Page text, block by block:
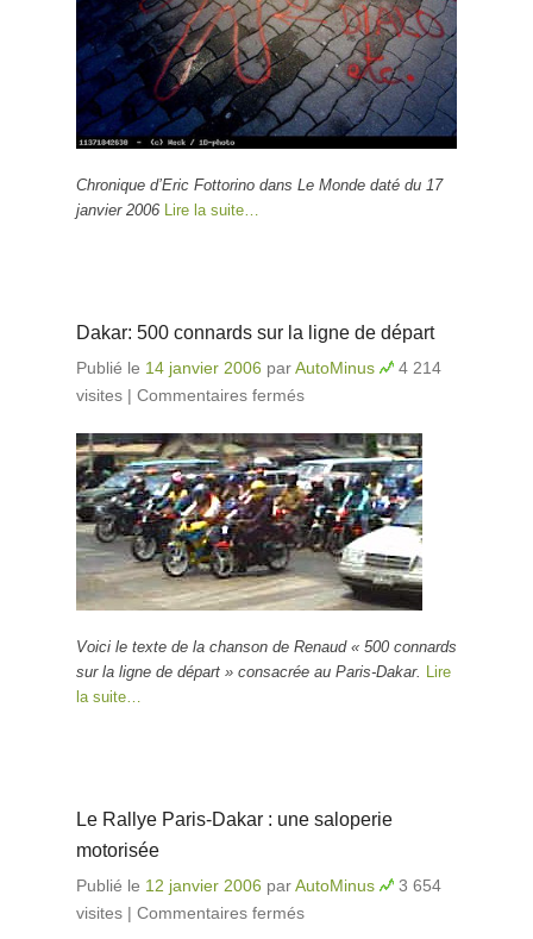
Chronique d’Eric Fottorino dans Le Monde daté du 17
janvier 2006 Lire la suite…
Dakar: 500 connards sur la ligne de départ
Publié le 14 janvier 2006 parAutoMinus
4 214
visites | Commentaires fermés
de départ
Voici le texte de la chanson de Renaud « 500 connards
sur la ligne de départ » consacrée au Paris-Dakar. Lire
la suite…
Le Rallye Paris-Dakar : une saloperie
motorisée
Publié le 12 janvier 2006 parAutoMinus
3 654
visites | Commentaires fermés